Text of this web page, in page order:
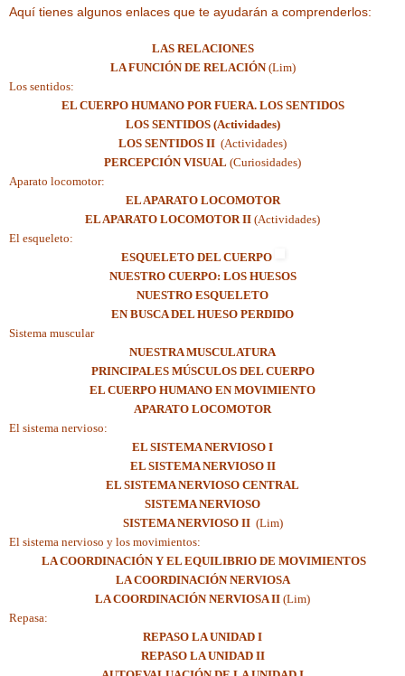
Aquí tienes algunos enlaces que te ayudarán a comprenderlos:
LAS RELACIONES
LA FUNCIÓN DE RELACIÓN(Lim)
Los sentidos:
EL CUERPO HUMANO POR FUERA. LOS SENTIDOS
LOS SENTIDOS (Actividades)
LOS SENTIDOS II (Actividades)
PERCEPCIÓN VISUAL (Curiosidades)
Aparato locomotor:
EL APARATO LOCOMOTOR
EL APARATO LOCOMOTOR II (Actividades)
El esqueleto:
ESQUELETO DEL CUERPO
NUESTRO CUERPO: LOS HUESOS
NUESTRO ESQUELETO
EN BUSCA DEL HUESO PERDIDO
Sistema muscular
NUESTRA MUSCULATURA
PRINCIPALES MÚSCULOS DEL CUERPO
EL CUERPO HUMANO EN MOVIMIENTO
APARATO LOCOMOTOR
El sistema nervioso:
EL SISTEMA NERVIOSO I
EL SISTEMA NERVIOSO II
EL SISTEMA NERVIOSO CENTRAL
SISTEMA NERVIOSO
SISTEMA NERVIOSO II(Lim)
El sistema nervioso y los movimientos:
LA COORDINACIÓN Y EL EQUILIBRIO DE MOVIMIENTOS
LA COORDINACIÓN NERVIOSA
LA COORDINACIÓN NERVIOSA II (Lim)
Repasa:
REPASO LA UNIDAD I
REPASO LA UNIDAD II